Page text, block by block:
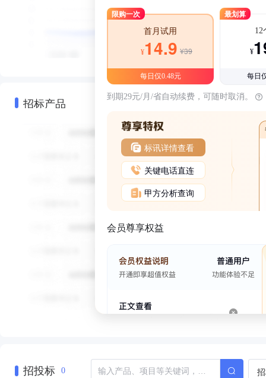
招标产品
限购一次
首月试用
¥14.9 ¥39
每日仅0.48元
最划算
12
¥
每日
到期29元/月/省自动续费，可随时取消。
标讯详情查看
关键电话直连
甲方分析查询
会员尊享权益
招投标 0